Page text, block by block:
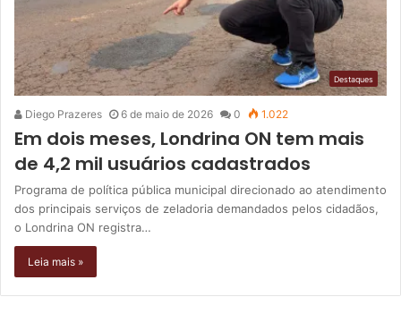
Destaques
Diego Prazeres 6 de maio de 2026 0 1.022
Em dois meses, Londrina ON tem mais
de 4,2 mil usuários cadastrados
Programa de política pública municipal direcionado ao atendimento
dos principais serviços de zeladoria demandados pelos cidadãos,
o Londrina ON registra…
Leia mais »